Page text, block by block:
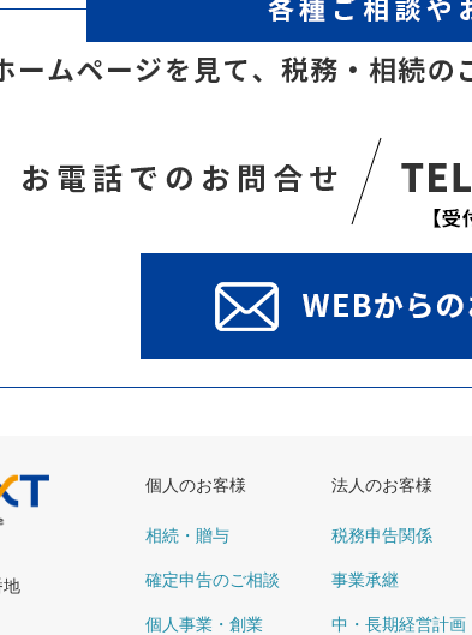
個人のお客様
相続・贈与
確定申告のご相談
個人事業・創業
法人のお客様
税務申告関係
事業承継
中・長期経営計画
地